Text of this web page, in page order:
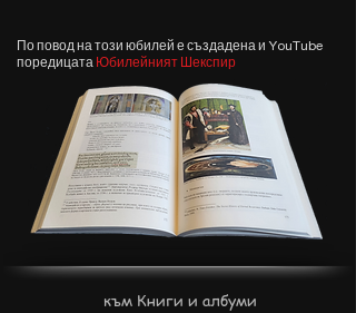
По повод на този юбилей е създадена и YouTube
поредицата Юбилейният Шекспир
към Книги и албуми